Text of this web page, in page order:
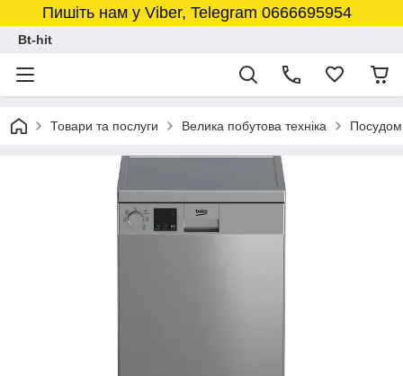
Пишіть нам у Viber, Telegram 0666695954
Bt-hit
Товари та послуги Велика побутова техніка